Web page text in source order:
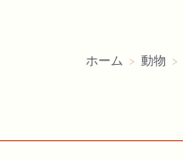
ホーム 動物